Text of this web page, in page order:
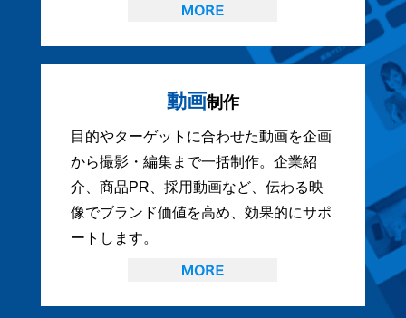
動画制作
目的やターゲットに合わせた動画を企画
から撮影・編集まで一括制作。企業紹
介、商品PR、採用動画など、伝わる映
像でブランド価値を高め、効果的にサポ
ートします。